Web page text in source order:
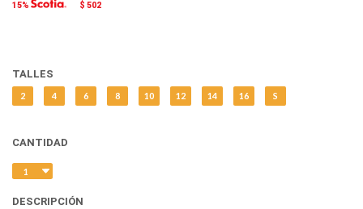
15%
$ 502
TALLES
2 4 6 8 10 12 14 16 S
CANTIDAD
DESCRIPCIÓN